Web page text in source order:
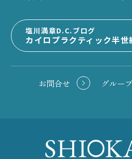
塩川満章D.C.ブログ
カイロプラクティック半世
お問合せ グルー